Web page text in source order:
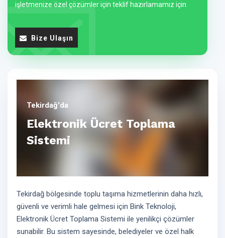
işletmenize özel çözümler için teklif hazırlamamız için
Bize Ulaşın
Tekirdağ'da
Elektronik Ücret Toplama
Sistemi
Tekirdağ bölgesinde toplu taşıma hizmetlerinin daha hızlı,
güvenli ve verimli hale gelmesi için Bink Teknoloji,
Elektronik Ücret Toplama Sistemi ile yenilikçi çözümler
sunabilir. Bu sistem sayesinde, belediyeler ve özel halk